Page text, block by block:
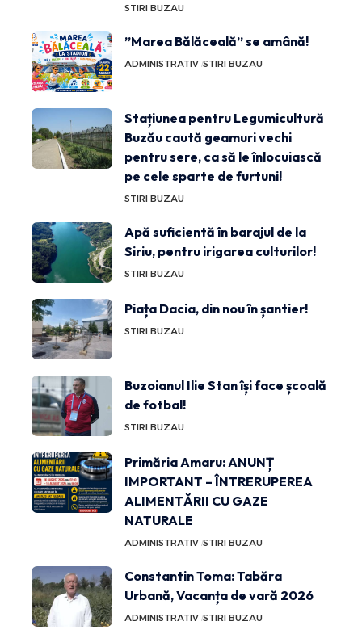
STIRI BUZAU
”Marea Bălăceală” se amână!
ADMINISTRATIV STIRI BUZAU
Stațiunea pentru Legumicultură
Buzău caută geamuri vechi
pentru sere, ca să le înlocuiască
pe cele sparte de furtuni!
STIRI BUZAU
Apă suficientă în barajul de la
Siriu, pentru irigarea culturilor!
STIRI BUZAU
Piața Dacia, din nou în șantier!
STIRI BUZAU
Buzoianul Ilie Stan își face școală
de fotbal!
STIRI BUZAU
Primăria Amaru: ANUNȚ
IMPORTANT – ÎNTRERUPEREA
ALIMENTĂRII CU GAZE
NATURALE
ADMINISTRATIV STIRI BUZAU
Constantin Toma: Tabăra
Urbană, Vacanța de vară 2026
ADMINISTRATIV STIRI BUZAU